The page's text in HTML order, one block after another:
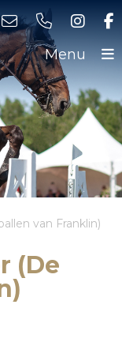
Menu
van Franklin)
(De